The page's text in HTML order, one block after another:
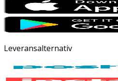
Leveransalternativ